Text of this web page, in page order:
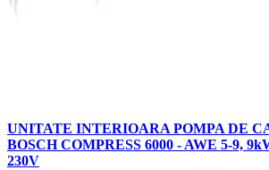
UNITATE INTERIOARA POMPA DE
BOSCH COMPRESS 6000 - AWE 5-9,
230V